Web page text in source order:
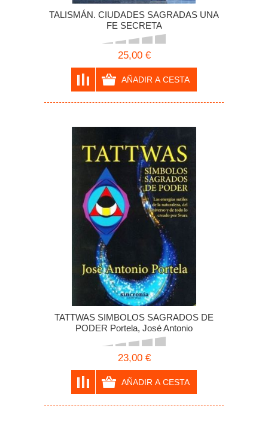
TALISMÁN. CIUDADES SAGRADAS UNA
FE SECRETA
25,00 €
TATTWAS SIMBOLOS SAGRADOS DE
PODER Portela, José Antonio
23,00 €